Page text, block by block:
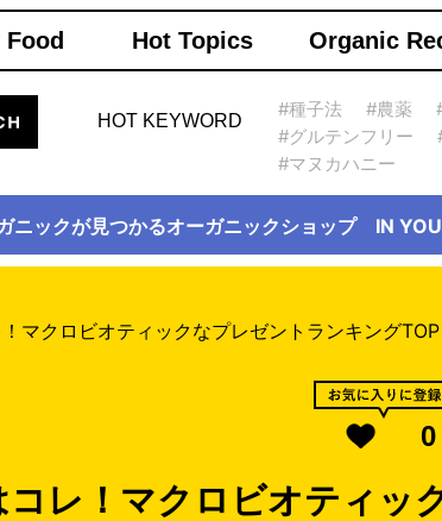
Hot Topics Organic
HOT KEYWORD
#種子法 #農薬
#グルテンフリー
#マヌカハニー
ニックが見つかるオーガニックショップ IN
マクロビオティックなプレゼントランキングTOP
0
レ！マクロビオティッ